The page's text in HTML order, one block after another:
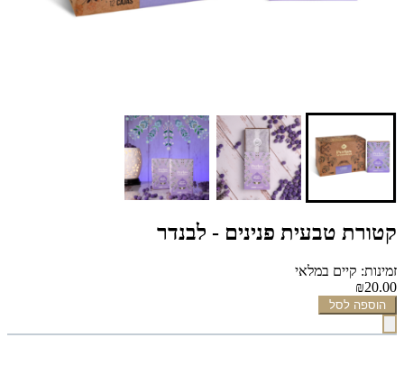
קטורת טבעית פנינים - לבנדר
זמינות: קיים במלאי
₪20.00
הוספה לסל